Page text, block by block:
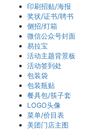
印刷招贴/海报
奖状/证书/聘书
侧招/灯箱
微信公众号封面
易拉宝
活动主题背景板
活动签到处
包装袋
包装瓶贴
餐具包/筷子套
LOGO头像
菜单/价目表
美团门店主图